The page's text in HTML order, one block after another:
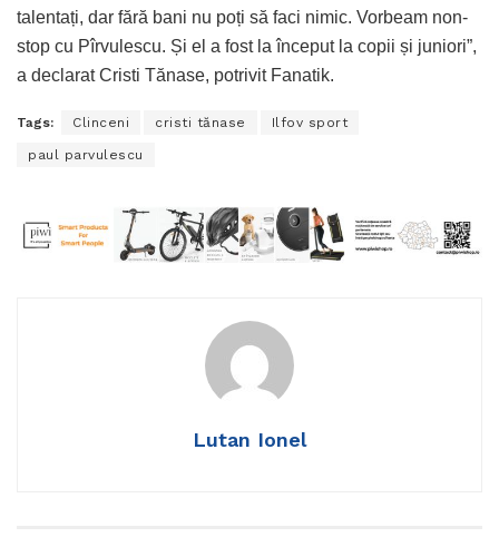
talentați, dar fără bani nu poți să faci nimic. Vorbeam non-
stop cu Pîrvulescu. Și el a fost la început la copii și juniori”,
a declarat Cristi Tănase, potrivit Fanatik.
Tags: Clinceni cristi tănase Ilfov sport
paul parvulescu
Lutan Ionel